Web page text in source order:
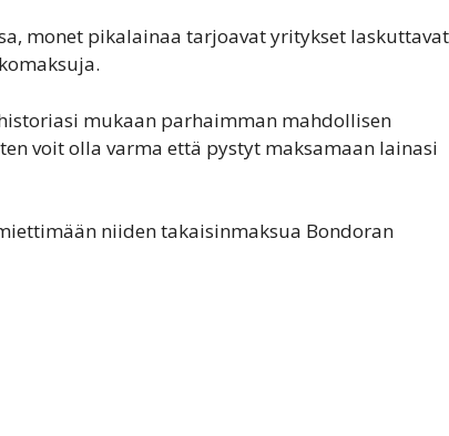
monet pikalainaa tarjoavat yritykset laskuttavat
mukaan parhaimman mahdollisen
voit olla varma että pystyt maksamaan lainasi
niiden takaisinmaksua Bondoran